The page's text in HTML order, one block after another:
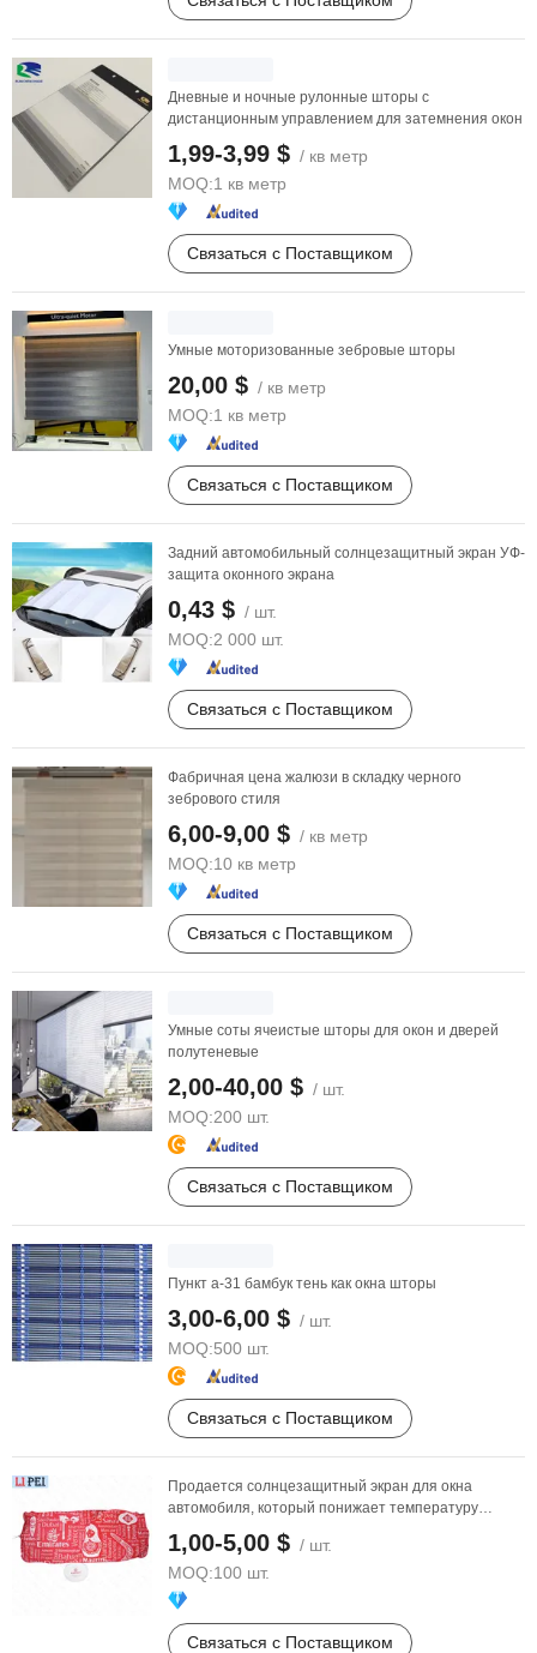
Дневные и ночные рулонные шторы с
дистанционным управлением для затемнения окон
1,99-3,99 $ / кв метр
MOQ:1 кв метр
Связаться с Поставщиком
Умные моторизованные зебровые шторы
20,00 $ / кв метр
MOQ:1 кв метр
Связаться с Поставщиком
Задний автомобильный солнцезащитный экран УФ-
защита оконного экрана
0,43 $ / шт.
MOQ:2 000 шт.
Связаться с Поставщиком
Фабричная цена жалюзи в складку черного
зебрового стиля
6,00-9,00 $ / кв метр
MOQ:10 кв метр
Связаться с Поставщиком
Умные соты ячеистые шторы для окон и дверей
полутеневые
2,00-40,00 $ / шт.
MOQ:200 шт.
Связаться с Поставщиком
Пункт a-31 бамбук тень как окна шторы
3,00-6,00 $ / шт.
MOQ:500 шт.
Связаться с Поставщиком
Продается солнцезащитный экран для окна
автомобиля, который понижает температуру
1,00-5,00 $ / шт.
MOQ:100 шт.
Связаться с Поставщиком